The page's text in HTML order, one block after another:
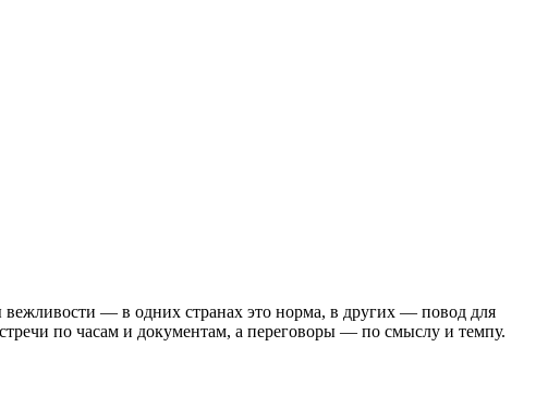
— в одних странах это норма, в других — повод для
по часам и документам, а переговоры — по смыслу и темпу.